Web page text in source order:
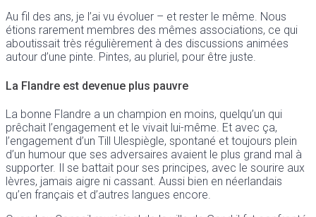
Au fil des ans, je l’ai vu évoluer – et rester le même. Nous
étions rarement membres des mêmes associations, ce qui
aboutissait très régulièrement à des discussions animées
autour d’une pinte. Pintes, au pluriel, pour être juste.
La Flandre est devenue plus pauvre
La bonne Flandre a un champion en moins, quelqu’un qui
prêchait l’engagement et le vivait lui-même. Et avec ça,
l’engagement d’un Till Ulespiègle, spontané et toujours plein
d’un humour que ses adversaires avaient le plus grand mal à
supporter. Il se battait pour ses principes, avec le sourire aux
lèvres, jamais aigre ni cassant. Aussi bien en néerlandais
qu’en français et d’autres langues encore.